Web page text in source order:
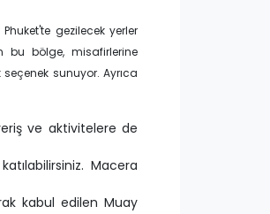
gezilecek yerler
bu bölge, misafirlerine
sunuyor. Ayrıca
ve aktivitelere de
Macera
kabul edilen Muay